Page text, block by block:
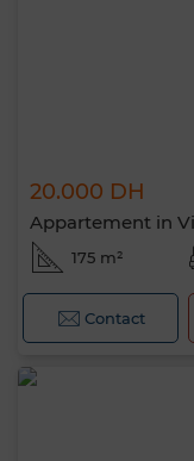
20.000 DH
Appartement in
175 m²
Contact